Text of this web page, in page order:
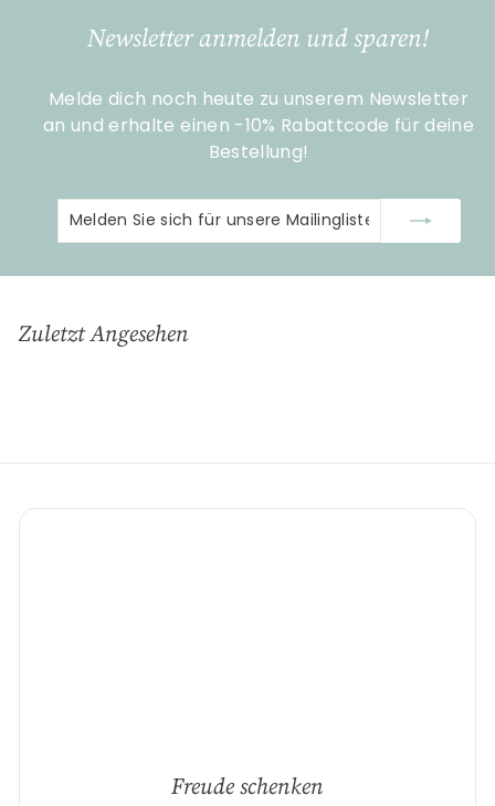
Newsletter anmelden und sparen!
Melde dich noch heute zu unserem Newsletter
an und erhalte einen -10% Rabattcode für deine
Bestellung!
Melden
Sie
für
Abonnieren
Zuletzt Angesehen
Freude schenken